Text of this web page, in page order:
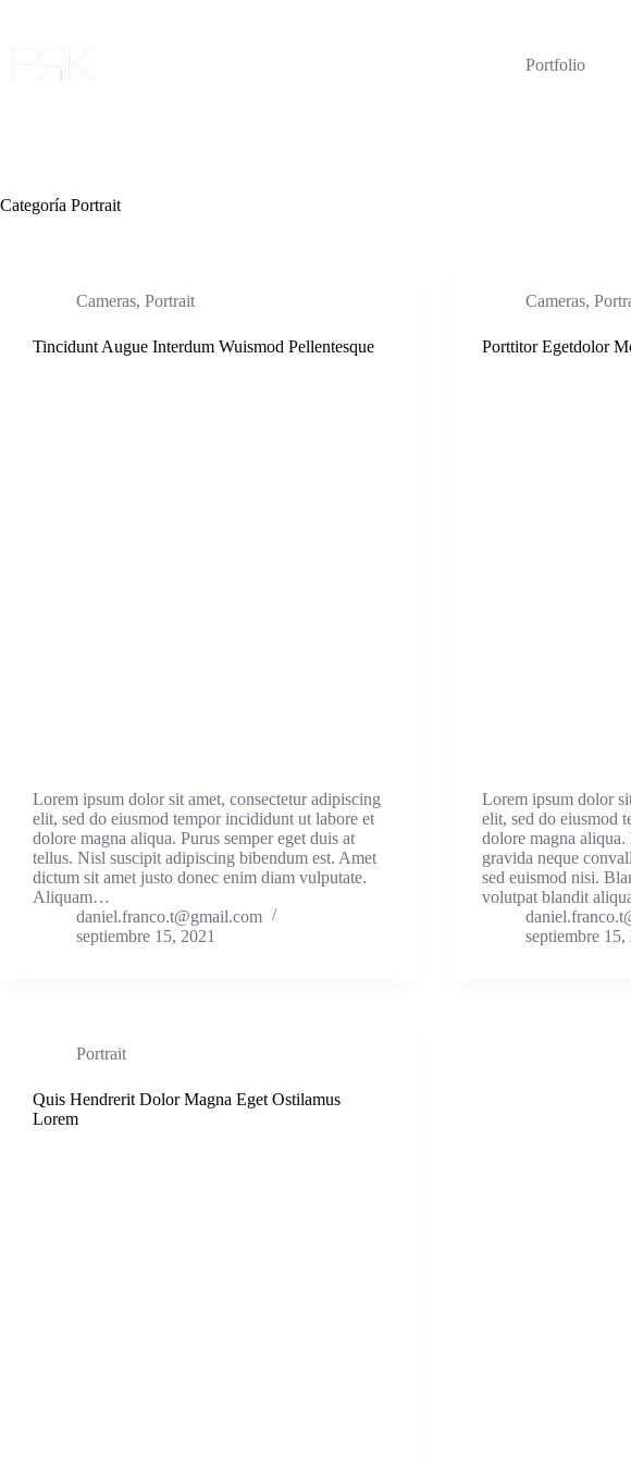
Portfolio
Categoría Portrait
Cameras, Portrait
Tincidunt Augue Interdum Wuismod Pellentesque
Lorem ipsum dolor sit amet, consectetur adipiscing
elit, sed do eiusmod tempor incididunt ut labore et
dolore magna aliqua. Purus semper eget duis at
tellus. Nisl suscipit adipiscing bibendum est. Amet
dictum sit amet justo donec enim diam vulputate.
Aliquam…
daniel.franco.t@gmail.com
septiembre 15, 2021
Cameras,
Porttitor Egetdolor
Lorem ipsum dolor
elit, sed do eiusmod
dolore magna
gravida neque
sed euismod nisi.
volutpat blandit
septiembre 15,
Portrait
Quis Hendrerit Dolor Magna Eget Ostilamus
Lorem